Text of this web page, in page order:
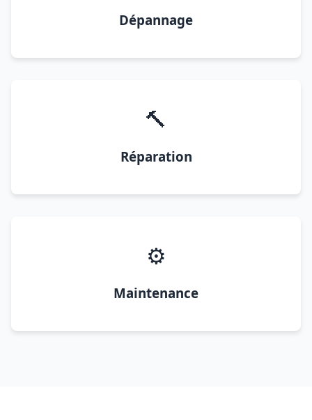
Dépannage
🔨
Réparation
⚙️
Maintenance